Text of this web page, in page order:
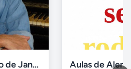
Aulas de bateria Rio de Janeiro